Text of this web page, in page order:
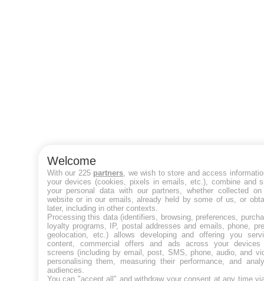
Welcome
With our 225 partners , we wish to store and access
your devices (cookies, pixels in emails, etc.), combine and
your personal data with our partners, whether collected
website or in our emails, already held by some of us, or
later, including in other contexts.
Processing this data (identifiers, browsing, preferences,
loyalty programs, IP, postal addresses and emails, phone,
geolocation, etc.) allows developing and offering you
content, commercial offers and ads across your devices
screens (including by email, post, SMS, phone, audio, and
personalising them, measuring their performance, and
audiences.
You can "accept all" and withdraw your consent at any time